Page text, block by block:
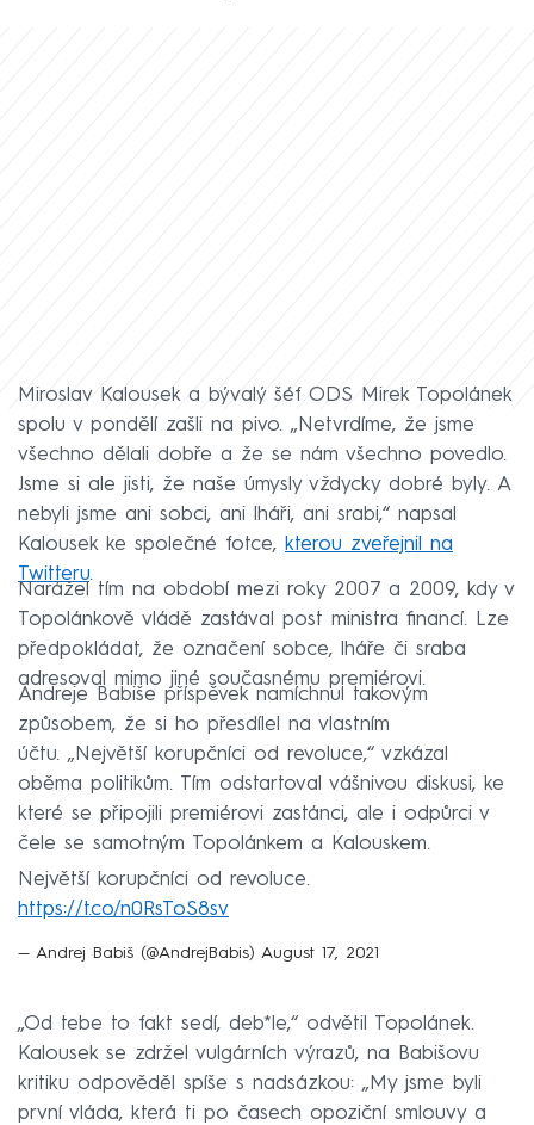
Miroslav Kalousek a bývalý šéf ODS Mirek Topolánek
spolu v pondělí zašli na pivo. „Netvrdíme, že jsme
všechno dělali dobře a že se nám všechno povedlo.
Jsme si ale jisti, že naše úmysly vždycky dobré byly. A
nebyli jsme ani sobci, ani lháři, ani srabi,“ napsal
Kalousek ke společné fotce, kterou zveřejnil na
Twitteru.
Narážel tím na období mezi roky 2007 a 2009, kdy v
Topolánkově vládě zastával post ministra financí. Lze
předpokládat, že označení sobce, lháře či sraba
adresoval mimo jiné současnému premiérovi.
Andreje Babiše příspěvek namíchnul takovým
způsobem, že si ho přesdílel na vlastním
účtu. „Největší korupčníci od revoluce,“ vzkázal
oběma politikům. Tím odstartoval vášnivou diskusi, ke
které se připojili premiérovi zastánci, ale i odpůrci v
čele se samotným Topolánkem a Kalouskem.
Největší korupčníci od revoluce.
https://t.co/n0RsToS8sv
— Andrej Babiš (@AndrejBabis) August 17, 2021
„Od tebe to fakt sedí, deb*le,“ odvětil Topolánek.
Kalousek se zdržel vulgárních výrazů, na Babišovu
kritiku odpověděl spíše s nadsázkou: „My jsme byli
první vláda, která ti po časech opoziční smlouvy a